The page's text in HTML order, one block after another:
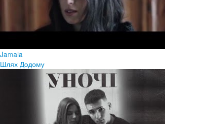
Jamala
Шлях Додому